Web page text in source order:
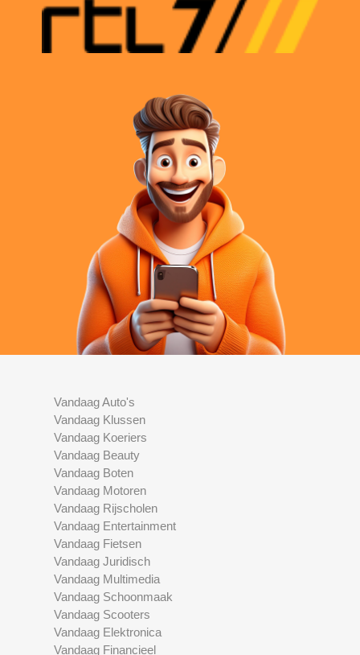
Vandaag Auto's
Vandaag Klussen
Vandaag Koeriers
Vandaag Beauty
Vandaag Boten
Vandaag Motoren
Vandaag Rijscholen
Vandaag Entertainment
Vandaag Fietsen
Vandaag Juridisch
Vandaag Multimedia
Vandaag Schoonmaak
Vandaag Scooters
Vandaag Elektronica
Vandaag Financieel